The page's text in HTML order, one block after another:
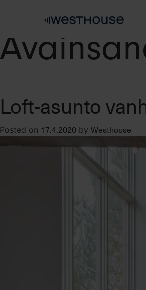
Loft-asunto
Posted on 17.4.2020 by Westhouse